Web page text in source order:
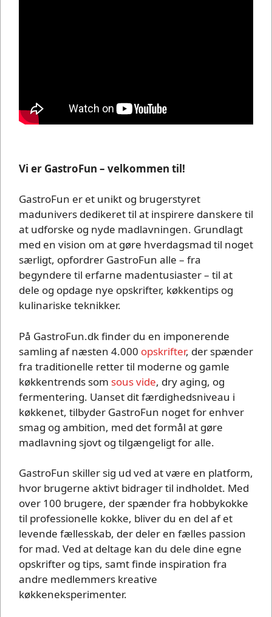
Vi er GastroFun – velkommen til!
GastroFun er et unikt og brugerstyret
madunivers dedikeret til at inspirere danskere til
at udforske og nyde madlavningen. Grundlagt
med en vision om at gøre hverdagsmad til noget
særligt, opfordrer GastroFun alle – fra
begyndere til erfarne madentusiaster – til at
dele og opdage nye opskrifter, køkkentips og
kulinariske teknikker.
På GastroFun.dk finder du en imponerende
samling af næsten 4.000 opskrifter, der spænder
fra traditionelle retter til moderne og gamle
køkkentrends som sous vide, dry aging, og
fermentering. Uanset dit færdighedsniveau i
køkkenet, tilbyder GastroFun noget for enhver
smag og ambition, med det formål at gøre
madlavning sjovt og tilgængeligt for alle.
GastroFun skiller sig ud ved at være en platform,
hvor brugerne aktivt bidrager til indholdet. Med
over 100 brugere, der spænder fra hobbykokke
til professionelle kokke, bliver du en del af et
levende fællesskab, der deler en fælles passion
for mad. Ved at deltage kan du dele dine egne
opskrifter og tips, samt finde inspiration fra
andre medlemmers kreative
køkkeneksperimenter.